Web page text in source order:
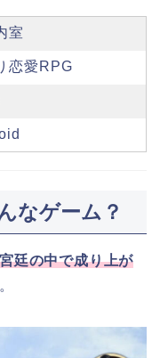
室
恋愛RPG
なゲーム？
廷の中で成り上が